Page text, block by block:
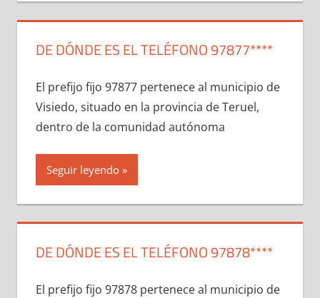
DE DÓNDE ES EL TELÉFONO 97877****
El prefijo fijo 97877 pertenece al municipio dе
Visiedo, situado en la provincia dе Teruel,
dentro dе la comunidad autónoma
Seguir leyendo
DE DÓNDE ES EL TELÉFONO 97878****
El prefijo fijo 97878 pertenece al municipio dе